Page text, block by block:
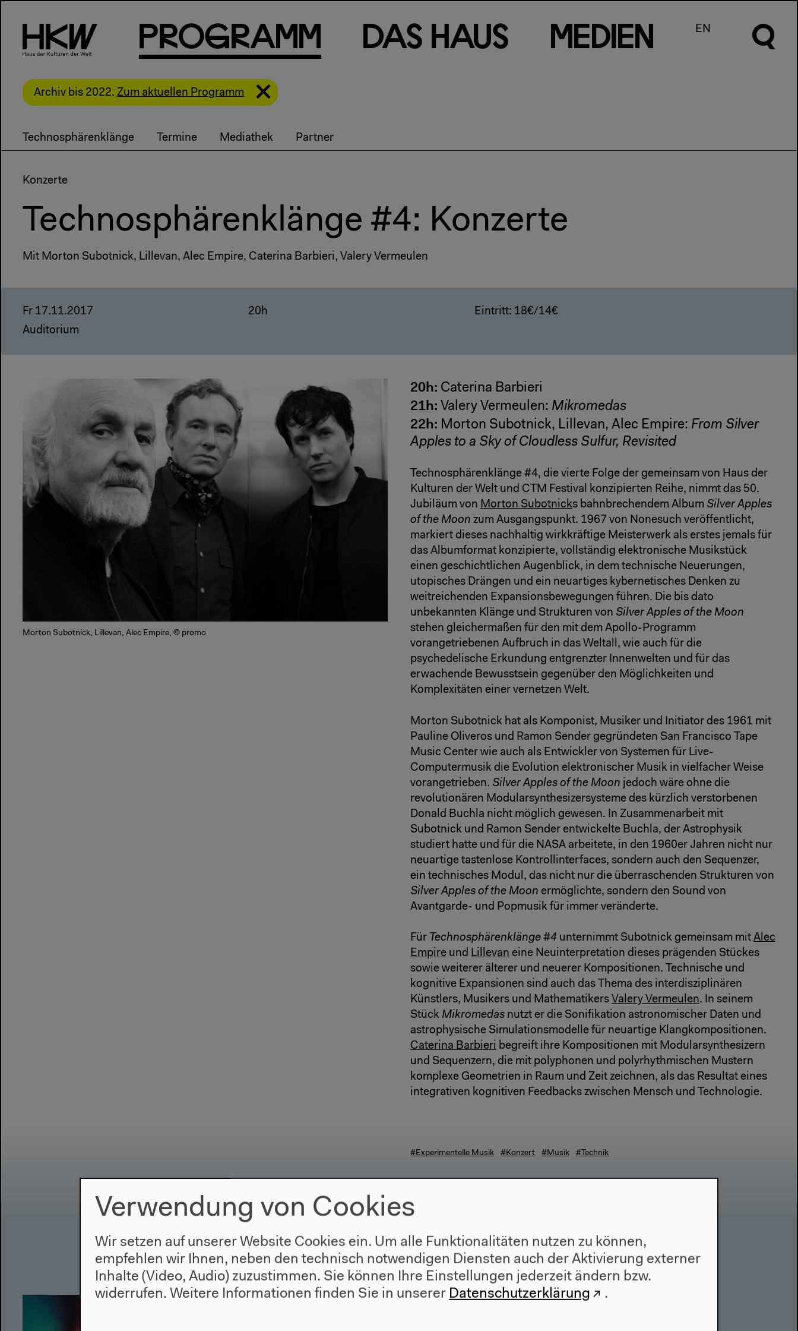
PRog Ram m Das Haus m e d en EN
Archiv bis 2022. Zum aktuellen Programm
Technosphärenklänge Termine Mediathek Partner
Konzerte
Technosphärenklänge #4: Konzerte
Mit Morton Subotnick, Lillevan, Alec Empire, Caterina Barbieri, Valery Vermeulen
Fr 17.11.2017
Auditorium
20h Eintritt: 18€/14€
Morton Subotnick, Lillevan, Alec Empire, © promo
20h: Caterina Barbieri
21h: Valery Vermeulen: Mikromedas
22h: Morton Subotnick, Lillevan, Alec Empire: From Silver
Apples to a Sky of Cloudless Sulfur, Revisited
Technosphärenklänge #4, die vierte Folge der gemeinsam von Haus der
Kulturen der Welt und CTM Festival konzipierten Reihe, nimmt das 50.
Jubiläum von Morton Subotnicks bahnbrechendem Album Silver Apples
of the Moon zum Ausgangspunkt. 1967 von Nonesuch veröffentlicht,
markiert dieses nachhaltig wirkkräftige Meisterwerk als erstes jemals für
das Albumformat konzipierte, vollständig elektronische Musikstück
einen geschichtlichen Augenblick, in dem technische Neuerungen,
utopisches Drängen und ein neuartiges kybernetisches Denken zu
weitreichenden Expansionsbewegungen führen. Die bis dato
unbekannten Klänge und Strukturen von Silver Apples of the Moon
stehen gleichermaßen für den mit dem Apollo-Programm
vorangetriebenen Aufbruch in das Weltall, wie auch für die
psychedelische Erkundung entgrenzter Innenwelten und für das
erwachende Bewusstsein gegenüber den Möglichkeiten und
Komplexitäten einer vernetzen Welt.
Morton Subotnick hat als Komponist, Musiker und Initiator des 1961 mit
Pauline Oliveros und Ramon Sender gegründeten San Francisco Tape
Music Center wie auch als Entwickler von Systemen für Live-
Computermusik die Evolution elektronischer Musik in vielfacher Weise
vorangetrieben. Silver Apples of the Moon jedoch wäre ohne die
revolutionären Modularsynthesizersysteme des kürzlich verstorbenen
Donald Buchla nicht möglich gewesen. In Zusammenarbeit mit
Subotnick und Ramon Sender entwickelte Buchla, der Astrophysik
studiert hatte und für die NASA arbeitete, in den 1960er Jahren nicht nur
neuartige tastenlose Kontrollinterfaces, sondern auch den Sequenzer,
ein technisches Modul, das nicht nur die überraschenden Strukturen von
Silver Apples of the Moon ermöglichte, sondern den Sound von
Avantgarde- und Popmusik für immer veränderte.
Für Technosphärenklänge #4 unternimmt Subotnick gemeinsam mit Alec
Empire und Lillevan eine Neuinterpretation dieses prägenden Stückes
sowie weiterer älterer und neuerer Kompositionen. Technische und
kognitive Expansionen sind auch das Thema des interdisziplinären
Künstlers, Musikers und Mathematikers Valery Vermeulen. In seinem
Stück Mikromedas nutzt er die Sonifikation astronomischer Daten und
astrophysische Simulationsmodelle für neuartige Klangkompositionen.
Caterina Barbieri begreift ihre Kompositionen mit Modularsynthesizern
und Sequenzern, die mit polyphonen und polyrhythmischen Mustern
komplexe Geometrien in Raum und Zeit zeichnen, als das Resultat eines
integrativen kognitiven Feedbacks zwischen Mensch und Technologie.
#Experimentelle Musik #Konzert #Musik #Technik
Verwendung von Cookies
Wir setzen auf unserer Website Cookies ein. Um alle Funktionalitäten nutzen zu können,
empfehlen wir Ihnen, neben den technisch notwendigen Diensten auch der Aktivierung externer
Inhalte (Video, Audio) zuzustimmen. Sie können Ihre Einstellungen jederzeit ändern bzw.
widerrufen. Weitere Informationen finden Sie in unserer Datenschutzerklärung .